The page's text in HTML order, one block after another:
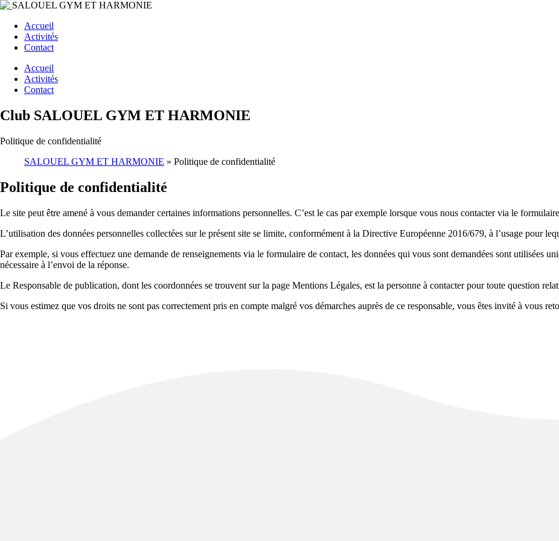
SALOUEL GYM ET HARMONIE
Accueil
Activités
Contact
Accueil
Activités
Contact
Club SALOUEL GYM ET HARMONIE
Politique de confidentialité
SALOUEL GYM ET HARMONIE » Politique de confidentialité
Politique de confidentialité
Le site peut être amené à vous demander certaines informations personnelles. C’est le cas par exemple lorsque vous nous contacter via le
L’utilisation des données personnelles collectées sur le présent site se limite, conformément à la Directive Européenne 2016/679, à l’usage pour
Par exemple, si vous effectuez une demande de renseignements via le formulaire de contact, les données qui vous sont demandées sont utilisées
nécessaire à l’envoi de la réponse.
Le Responsable de publication, dont les coordonnées se trouvent sur la page Mentions Légales, est la personne à contacter pour toute question
Si vous estimez que vos droits ne sont pas correctement pris en compte malgré vos démarches auprès de ce responsable, vous êtes invité à vous